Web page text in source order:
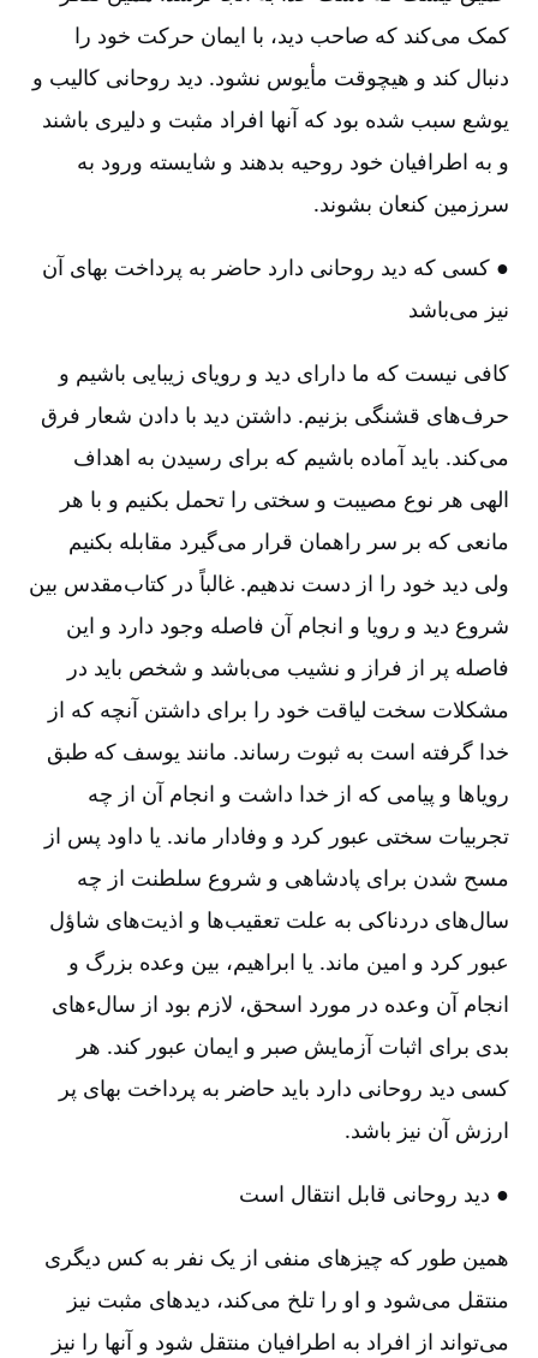
کمک می‌کند که صاحب دید، با ایمان حرکت خود را
دنبال کند و هیچوقت مأیوس نشود. دید روحانی کالیب و
یوشع سبب شده بود که آنها افراد مثبت و دلیری باشند
و به اطرافیان خود روحیه بدهند و شایسته ورود به
سرزمین کنعان بشوند.
● کسی که دید روحانی دارد حاضر به پرداخت بهای آن
نیز می‌باشد
کافی نیست که ما دارای دید و رویای زیبایی باشیم و
حرف‌های قشنگی بزنیم‌. داشتن دید با دادن شعار فرق
می‌کند. باید آماده باشیم که برای رسیدن به اهداف
الهی هر نوع مصیبت و سختی را تحمل بکنیم و با هر
مانعی که بر سر راهمان قرار می‌گیرد مقابله بکنیم
ولی دید خود را از دست ندهیم‌. غالباً در کتاب‌مقدس بین
شروع دید و رویا و انجام آن فاصله وجود دارد و این
فاصله پر از فراز و نشیب می‌باشد و شخص باید در
مشکلات سخت لیاقت خود را برای داشتن آنچه که از
خدا گرفته است به ثبوت رساند. مانند یوسف که طبق
رویاها و پیامی که از خدا داشت و انجام آن از چه
تجربیات سختی عبور کرد و وفادار ماند. یا داود پس از
مسح شدن برای پادشاهی و شروع سلطنت از چه
سال‌های دردناکی به علت تعقیب‌ها و اذیت‌های شاؤل
عبور کرد و امین ماند. یا ابراهیم‌، بین وعده بزرگ و
انجام آن وعده در مورد اسحق‌، لازم بود از سالءهای
بدی برای اثبات آزمایش صبر و ایمان عبور کند. هر
کسی دید روحانی دارد باید حاضر به پرداخت بهای پر
ارزش آن نیز باشد.
● دید روحانی قابل انتقال است‌
همین طور که چیزهای منفی از یک نفر به کس دیگری
منتقل می‌شود و او را تلخ می‌کند، دیدهای مثبت نیز
می‌تواند از افراد به اطرافیان منتقل شود و آنها را نیز